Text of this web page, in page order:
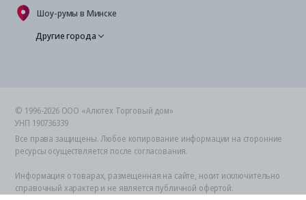
Шоу-румы в Минске
Другие города
© 1996-2026 ООО «Алютех Торговый дом»
УНП 190736339
Все права защищены. Любое копирование информации на сторонние
ресурсы осуществляется после согласования.
Информация о товарах, размещенная на сайте, носит исключительно
справочный характер и не является публичной офертой.